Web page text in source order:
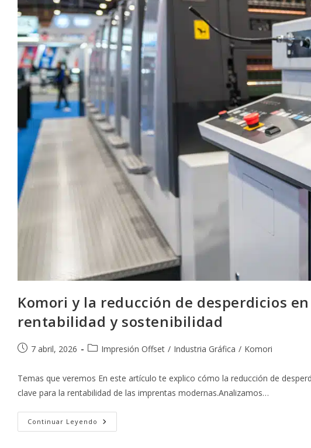
Komori y la reducción de desperdicios
rentabilidad y sostenibilidad
Publicación
la
entrada:
7 abril, 2026
Categoría
entrada:
Impresión Offset / Industria Gráfica / Komori
Temas que veremos En este artículo te explico cómo la reducción de
clave para la rentabilidad de las imprentas modernas.Analizamos…
Continuar Leyendo Komori
Y